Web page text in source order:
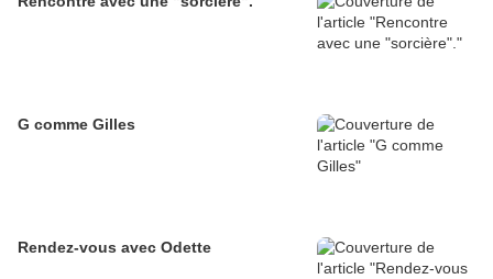
G comme Gilles
Rendez-vous avec Odette